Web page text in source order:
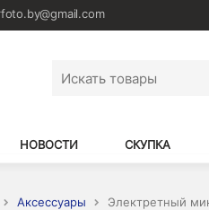
НОВОСТИ СКУПКА
Аксессуары Электретный